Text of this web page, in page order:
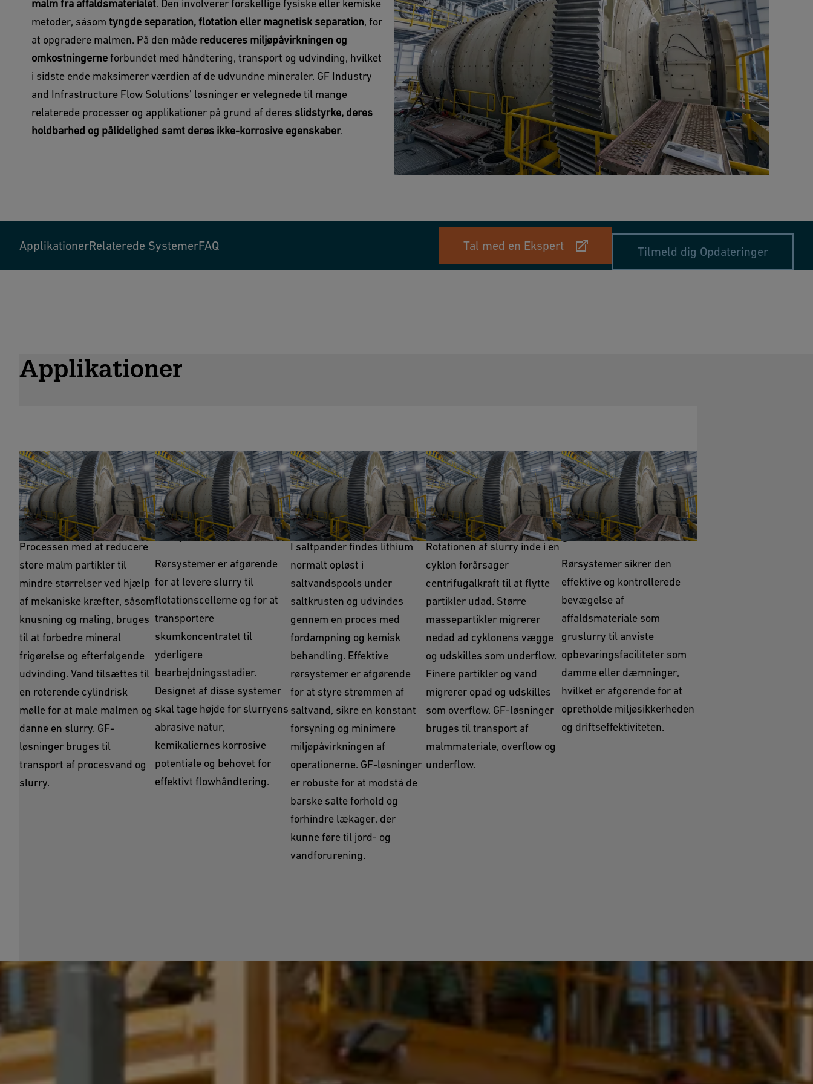
malm fra affaldsmaterialet. Den involverer forskellige fysiske eller kemiske
metoder, såsom tyngde separation, flotation eller magnetisk separation, for
at opgradere malmen. På den måde reduceres miljøpåvirkningen og
omkostningerneforbundet med håndtering, transport og udvinding, hvilket
i sidste ende maksimerer værdien af de udvundne mineraler. GF Industry
and Infrastructure Flow Solutions' løsninger er velegnede til mange
relaterede processer og applikationer på grund af deres slidstyrke, deres
holdbarhed og pålidelighed samt deres ikke-korrosive egenskaber.
ApplikationerRelaterede SystemerFAQ Tal med en Ekspert Tilmeld dig Opdateringer
Applikationer
Maling
Processen med at reducere
store malm partikler til
mindre størrelser ved hjælp
af mekaniske kræfter, såsom
knusning og maling, bruges
til at forbedre mineral
frigørelse og efterfølgende
udvinding. Vand tilsættes til
en roterende cylindrisk
mølle for at male malmen og
danne en slurry. GF-
løsninger bruges til
transport af procesvand og
slurry.
Flotation og
fortykkelse
Rørsystemer er afgørende
for at levere slurry til
flotationscellerne og for at
transportere
skumkoncentratet til
yderligere
bearbejdningsstadier.
Designet af disse systemer
skal tage højde for slurryens
abrasive natur,
kemikaliernes korrosive
potentiale og behovet for
effektivt flowhåndtering.
Saltpander
I saltpander findes lithium
normalt opløst i
saltvandspools under
saltkrusten og udvindes
gennem en proces med
fordampning og kemisk
behandling. Effektive
rørsystemer er afgørende
for at styre strømmen af
saltvand, sikre en konstant
forsyning og minimere
miljøpåvirkningen af
operationerne. GF-løsninger
er robuste for at modstå de
barske salte forhold og
forhindre lækager, der
kunne føre til jord- og
vandforurening.
Klassificering
Rotationen af slurry inde i en
cyklon forårsager
centrifugalkraft til at flytte
partikler udad. Større
massepartikler migrerer
nedad ad cyklonens vægge
og udskilles som underflow.
Finere partikler og vand
migrerer opad og udskilles
som overflow. GF-løsninger
bruges til transport af
malmmateriale, overflow og
underflow.
Bortskaffelse af
grus
Rørsystemer sikrer den
effektive og kontrollerede
bevægelse af
affaldsmateriale som
gruslurry til anviste
opbevaringsfaciliteter som
damme eller dæmninger,
hvilket er afgørende for at
opretholde miljøsikkerheden
og driftseffektiviteten.